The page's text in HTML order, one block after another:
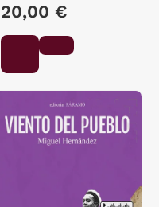
20,00 €